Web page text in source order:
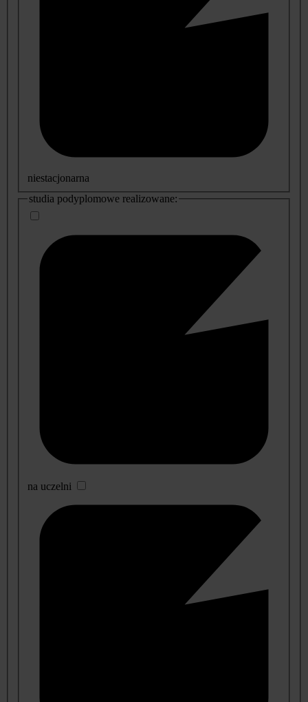
niestacjonarna
studia podyplomowe realizowane:
na uczelni